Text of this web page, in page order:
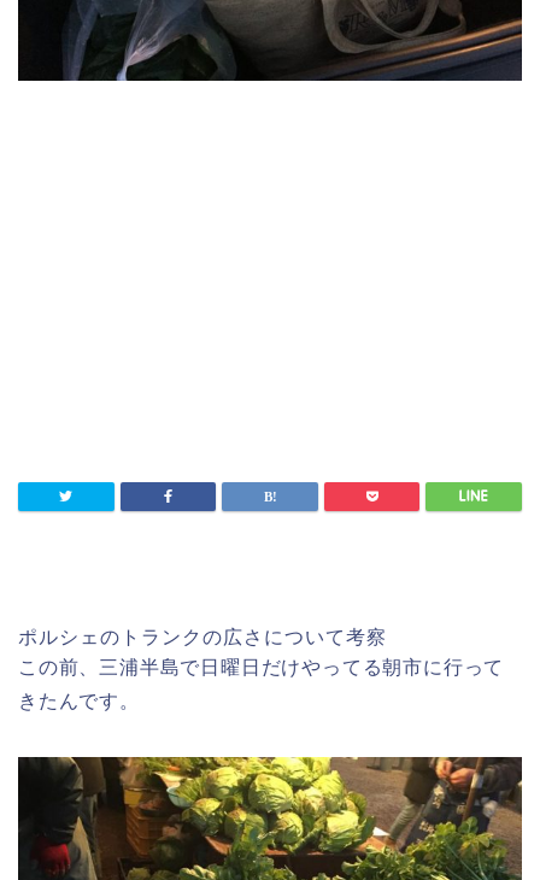
ポルシェのトランクの広さについて考察
この前、三浦半島で日曜日だけやってる朝市に行って
きたんです。